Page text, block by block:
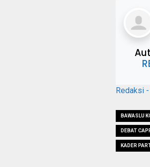
Redaksi
BAWASLU
DEBAT
KADER